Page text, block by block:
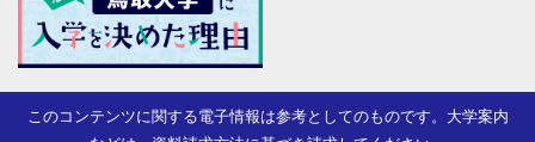
このコンテンツに関する電子情報は参考としてのものです。大学案内